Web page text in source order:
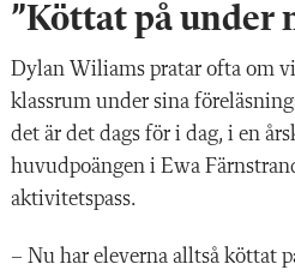
”Köttat på under
Dylan Wiliams pratar ofta om
klassrum under sina
det är det dags för i dag, i en
huvudpoängen i Ewa
aktivitetspass.
– Nu har eleverna alltså köttat